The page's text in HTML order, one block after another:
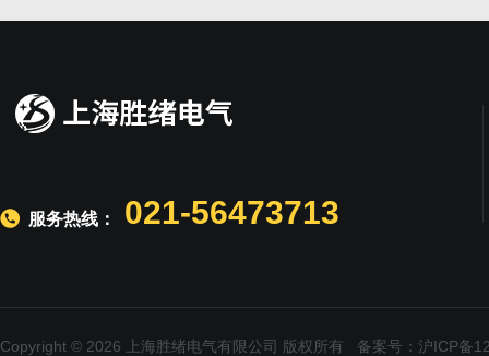
服务热线： 021-56473713
Copyright © 2026 上海胜绪电气有限公司 版权所有 备案号：沪ICP备